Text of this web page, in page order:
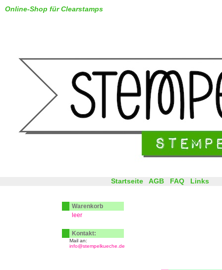
Online-Shop für Clearstamps
Startseite AGB FAQ Links
Warenkorb
leer
Kontakt:
Mail an:
info@stempelkueche.de